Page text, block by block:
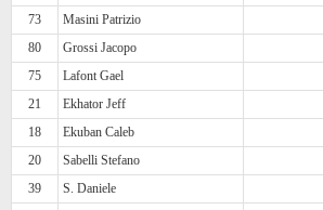
73
Masini Patrizio
80
Grossi Jacopo
75
Lafont Gael
21
Ekhator Jeff
18
Ekuban Caleb
20
Sabelli Stefano
39
S. Daniele